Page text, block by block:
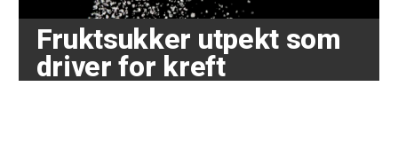
Fruktsukker utpekt som
driver for kreft